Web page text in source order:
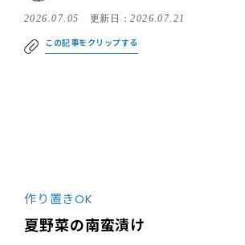
2026.07.05 更新日：2026.07.21
この記事をクリップする
作り置きOK
夏野菜の南蛮漬け